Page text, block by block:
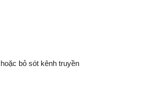
bỏ sót kênh truyền